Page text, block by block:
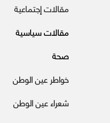
مقالات إجتماعية
مقالات سياسية
صحة
خواطر عين الوطن
شعراء عين الوطن